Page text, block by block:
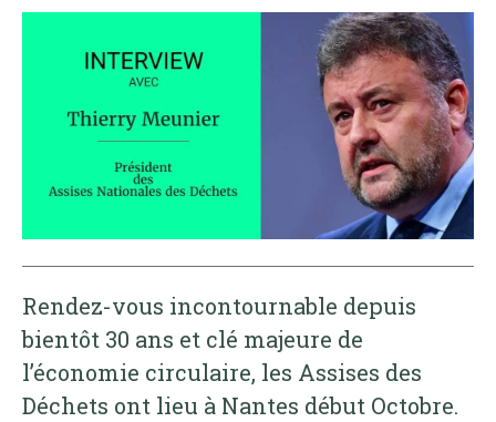
Rendez-vous incontournable depuis
bientôt 30 ans et clé majeure de
l’économie circulaire, les Assises des
Déchets ont lieu à Nantes début Octobre.